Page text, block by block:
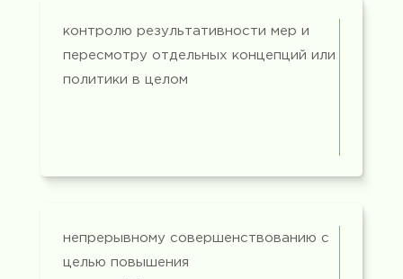
контролю результативности мер и
пересмотру отдельных концепций или
политики в целом
непрерывному совершенствованию с
целью повышения